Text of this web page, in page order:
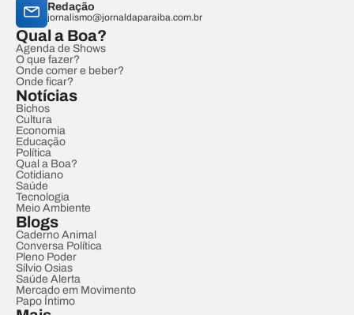
Redação
jornalismo@jornaldaparaiba.com.br
Qual a Boa?
Agenda de Shows
O que fazer?
Onde comer e beber?
Onde ficar?
Notícias
Bichos
Cultura
Economia
Educação
Política
Qual a Boa?
Cotidiano
Saúde
Tecnologia
Meio Ambiente
Blogs
Caderno Animal
Conversa Política
Pleno Poder
Sílvio Osias
Saúde Alerta
Mercado em Movimento
Papo Íntimo